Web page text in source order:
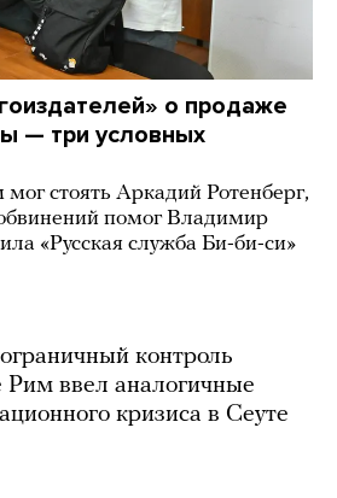
о продаже
— три условных
стоять Аркадий Ротенберг,
помог Владимир
«Русская служба Би-би-си»
контроль
Рим ввел аналогичные
кризиса в Сеуте